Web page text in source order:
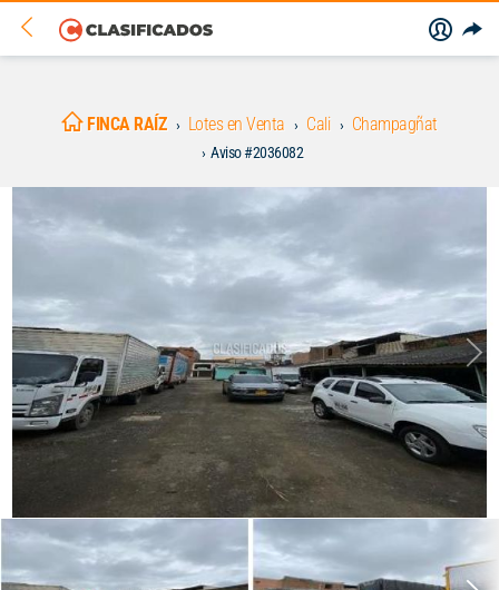
FINCA RAÍZ Lotes en Venta Cali Champagñat
Aviso #2036082